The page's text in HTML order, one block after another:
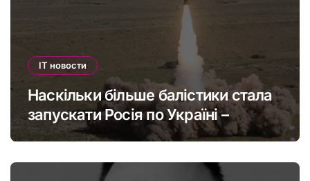
IT новости
Наскільки більше балістики стала
запускати Росія по Україні –
інфографіка